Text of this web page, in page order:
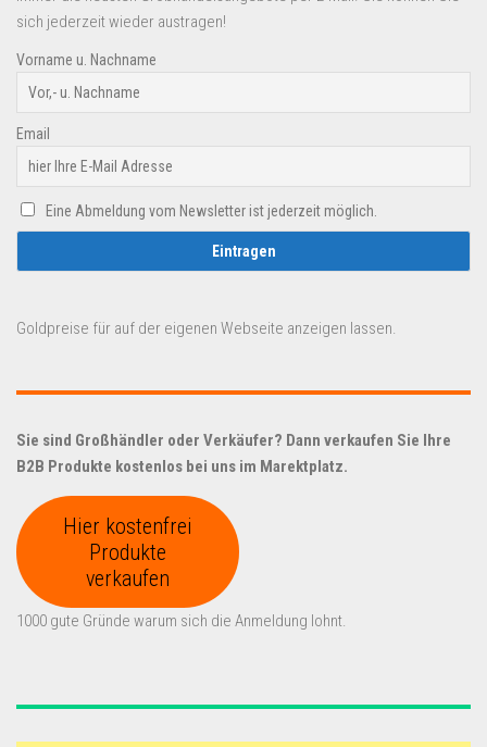
sich jederzeit wieder austragen!
Vorname u. Nachname
Email
Eine Abmeldung vom Newsletter ist jederzeit möglich.
Goldpreise für auf der eigenen Webseite anzeigen lassen.
Sie sind Großhändler oder Verkäufer? Dann verkaufen Sie Ihre
B2B Produkte kostenlos bei uns im Marektplatz.
Hier kostenfrei
Produkte
verkaufen
1000 gute Gründe warum sich die Anmeldung lohnt.